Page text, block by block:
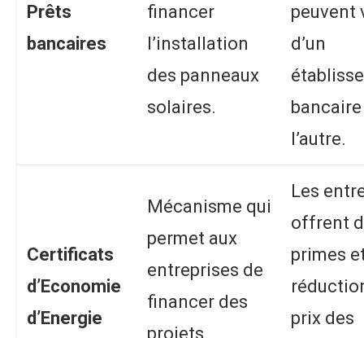
Prêts
bancaires
financer
l’installation
des panneaux
solaires.
peuvent
d’un
l’autre.
Certificats
d’Economie
d’Energie
Mécanisme qui
permet aux
entreprises de
financer des
projets
Les
offrent
primes
prix des